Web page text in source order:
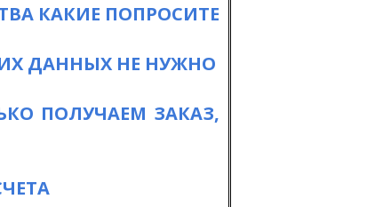
КАКИЕ ПОПРОСИТЕ
ДАННЫХ НЕ НУЖНО
ПОЛУЧАЕМ ЗАКАЗ,